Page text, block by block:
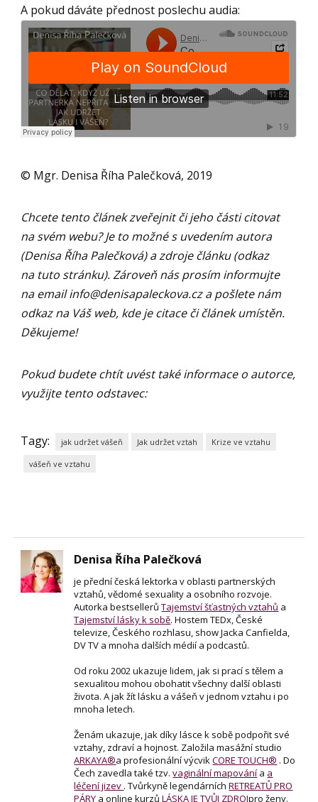
A pokud dáváte přednost poslechu audia:
© Mgr. Denisa Říha Palečková, 2019
Chcete tento článek zveřejnit či jeho části citovat
na svém webu? Je to možné s uvedením autora
(Denisa Říha Palečková) a zdroje článku (odkaz
na tuto stránku). Zároveň nás prosím informujte
na emailinfo@denisapaleckova.cza pošlete nám
odkaz na Váš web, kde je citace či článek umístěn.
Děkujeme!
Pokud budete chtít uvést také informace o autorce,
využijte tento odstavec:
Tagy: jak udržet vášeň Jak udržet vztah Krize ve vztahu
vášeň ve vztahu
Denisa Říha Palečková
je přední česká lektorka v oblasti partnerských
vztahů, vědomé sexuality a osobního rozvoje.
Autorka bestsellerůTajemství šťastných vztahů a
Tajemství lásky k sobě. Hostem TEDx, České
televize, Českého rozhlasu, show Jacka Canfielda,
DV TV a mnoha dalších médií a podcastů.
Od roku 2002 ukazuje lidem, jak si prací s tělem a
sexualitou mohou obohatit všechny další oblasti
života. A jak žít lásku a vášeň v jednom vztahu i po
mnoha letech.
Ženám ukazuje, jak díky lásce k sobě podpořit své
vztahy, zdraví a hojnost. Založila masážní studio
ARKAYA®a profesionální výcvikCORE TOUCH® . Do
Čech zavedla také tzv.vaginální mapování a a
léčení jizev . Tvůrkyně legendárníchRETREATŮ PRO
PÁRY a online kurzůLÁSKA JE TVŮJ ZDROJpro ženy.